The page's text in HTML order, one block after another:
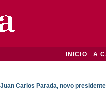
INICIO A
Juan Carlos Parada, novo